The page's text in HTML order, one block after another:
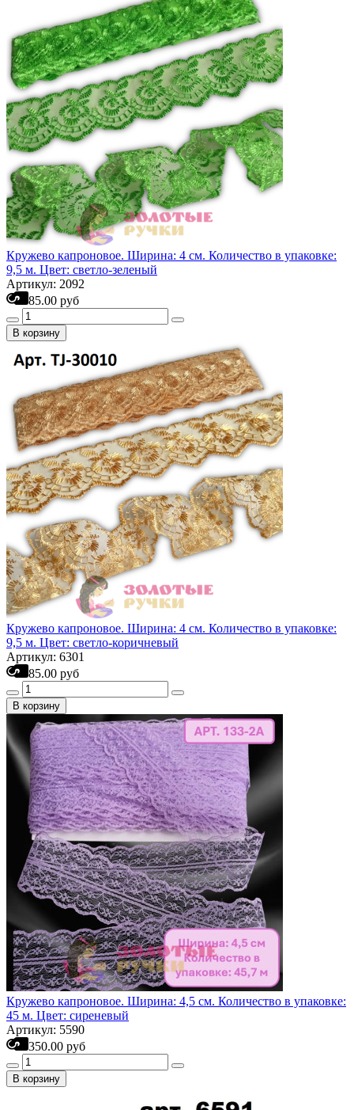
Кружево капроновое. Ширина: 4 см. Количество в упаковке:
9,5 м. Цвет: светло-зеленый
Артикул: 2092
85.00 руб
В корзину
Кружево капроновое. Ширина: 4 см. Количество в упаковке:
9,5 м. Цвет: светло-коричневый
Артикул: 6301
85.00 руб
В корзину
Кружево капроновое. Ширина: 4,5 см. Количество в упаковке:
45 м. Цвет: сиреневый
Артикул: 5590
350.00 руб
В корзину